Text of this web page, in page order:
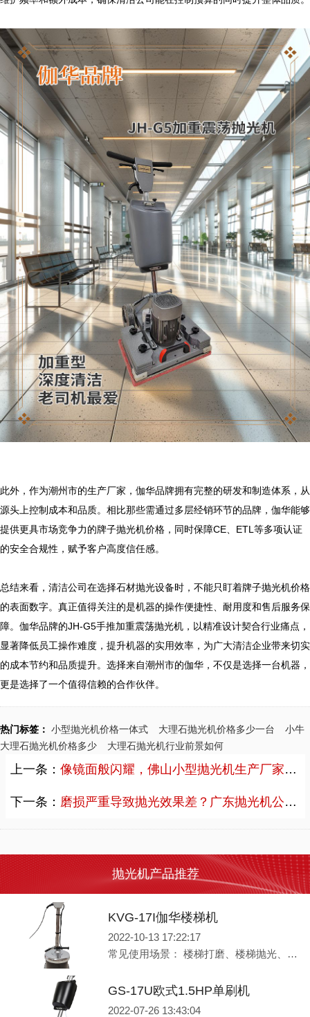
此外，作为潮州市的生产厂家，伽华品牌拥有完整的研发和制造体系，从
源头上控制成本和品质。相比那些需通过多层经销环节的品牌，伽华能够
提供更具市场竞争力的牌子抛光机价格，同时保障CE、ETL等多项认证
的安全合规性，赋予客户高度信任感。
总结来看，清洁公司在选择石材抛光设备时，不能只盯着牌子抛光机价格
的表面数字。真正值得关注的是机器的操作便捷性、耐用度和售后服务保
障。伽华品牌的JH-G5手推加重震荡抛光机，以精准设计契合行业痛点，
显著降低员工操作难度，提升机器的实用效率，为广大清洁企业带来切实
的成本节约和品质提升。选择来自潮州市的伽华，不仅是选择一台机器，
热门标签： 小型抛光机价格一体式 大理石抛光机价格多少一台
小牛
大理石抛光机价格多少
大理石抛光机行业前景如何
上一条： 像镜面般闪耀，佛山小型抛光机生产厂家如何打造持久光泽
下一条： 磨损严重导致抛光效果差？广东抛光机公司教你如何选对设备
抛光机产品推荐
KVG-17I伽华楼梯机
2022-10-13 17:22:17
常见使用场景： 楼梯打磨、楼梯抛光、楼道抛光、边角抛光 产品性能： 1.针对楼梯表面的打磨、清洗 以及大型机器操作不到的角落地面而设计，具有洗地、抛光、打磨等功能
GS-17U欧式1.5HP单刷机
2022-07-26 13:43:04